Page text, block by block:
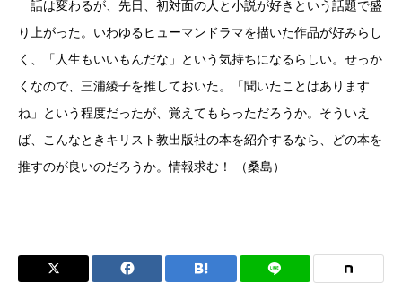
話は変わるが、先日、初対面の人と小説が好きという話題で盛
り上がった。いわゆるヒューマンドラマを描いた作品が好みらし
く、「人生もいいもんだな」という気持ちになるらしい。せっか
くなので、三浦綾子を推しておいた。「聞いたことはあります
ね」という程度だったが、覚えてもらっただろうか。そういえ
ば、こんなときキリスト教出版社の本を紹介するなら、どの本を
推すのが良いのだろうか。情報求む！ （桑島）